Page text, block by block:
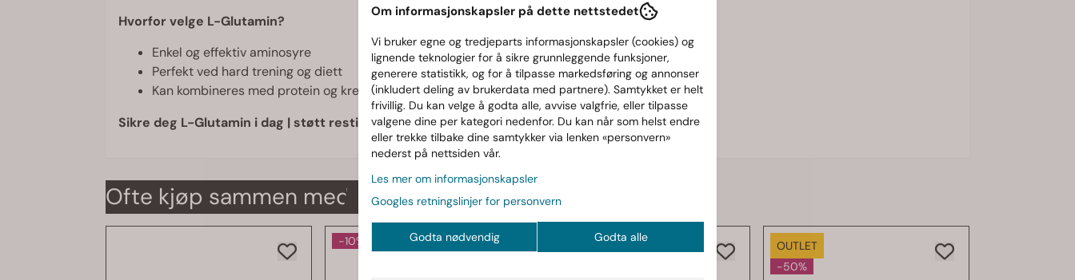
Hvorfor velge L-Glutamin?
Enkel og effektiv aminosyre
Perfekt ved hard trening og diett
Kan kombineres med protein og kreatin
Sikre deg L-Glutamin i dag | støtt restitusjon og oppretthold muskelbalansen.
Ofte kjøp sammen med
-10%
OUTLET
-50%
Om informasjonskapsler på dette nettstedet
Vi bruker egne og tredjeparts informasjonskapsler (cookies) og
lignende teknologier for å sikre grunnleggende funksjoner,
generere statistikk, og for å tilpasse markedsføring og annonser
(inkludert deling av brukerdata med partnere). Samtykket er helt
frivillig. Du kan velge å godta alle, avvise valgfrie, eller tilpasse
valgene dine per kategori nedenfor. Du kan når som helst endre
eller trekke tilbake dine samtykker via lenken «personvern»
nederst på nettsiden vår.
Les mer om informasjonskapsler
Googles retningslinjer for personvern
Godta nødvendig Godta alle